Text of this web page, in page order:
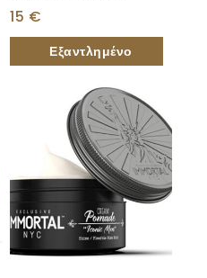
“extreme Dry Look”
150ml
15 €